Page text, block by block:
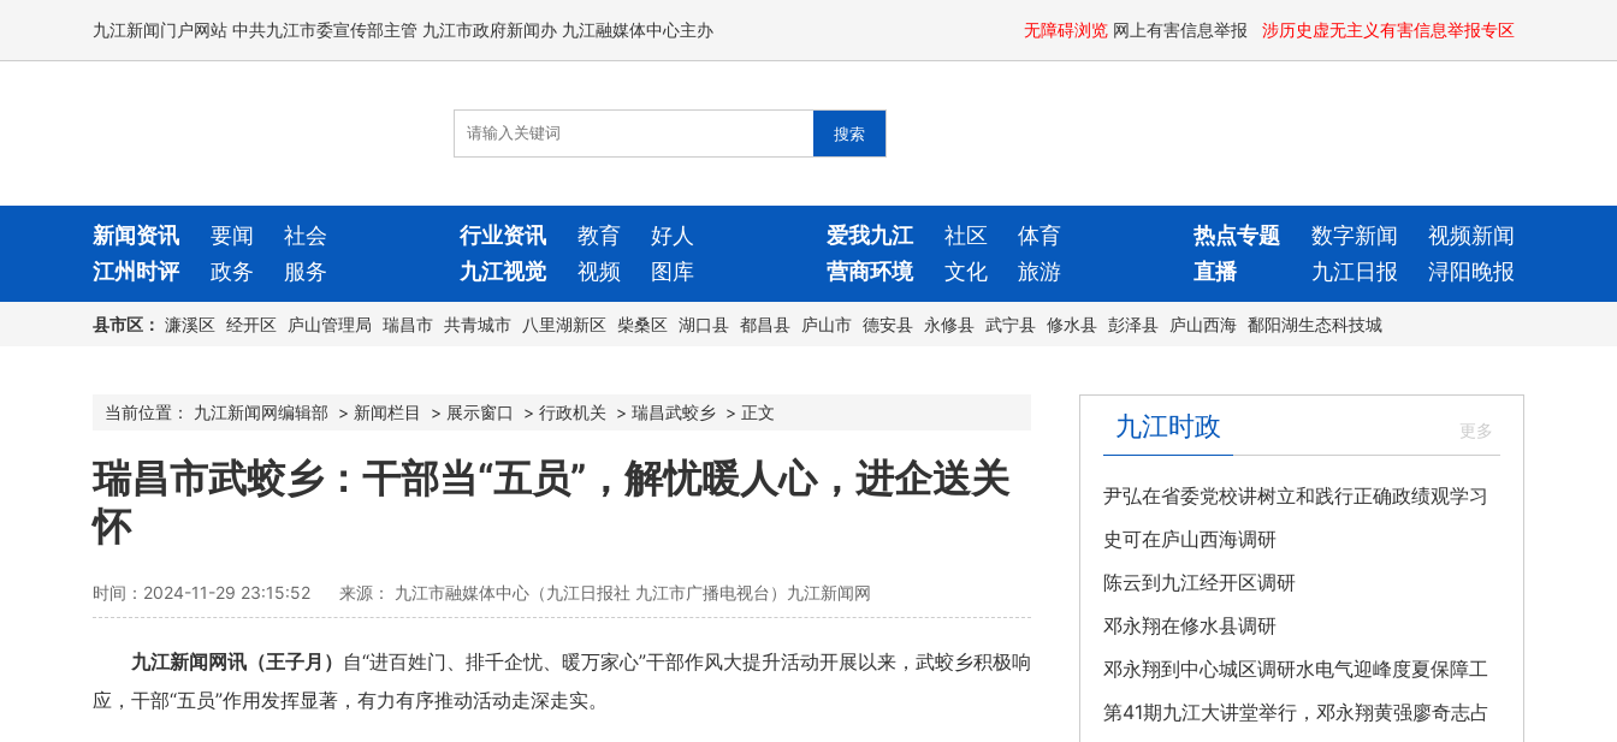
九江新闻门户网站 中共九江市委宣传部主管 九江市政府新闻办 九江融媒体中心主办 无障碍浏览 网上有害信息举报 涉历史虚无主义有害信息举报专区
新闻资讯 要闻 社会 行业资讯 教育 好人 爱我九江 社区 体育 热点专题 数字新闻
视频新闻
江州时评
政务 服务 九江视觉 视频 图库 营商环境 文化 旅游 直播 九江日报 浔阳晚报
县市区： 濂溪区 经开区 庐山管理局 瑞昌市 共青城市 八里湖新区 柴桑区 湖口县 都昌县 庐山市 德安县 永修县 武宁县 修水县 彭泽县 庐山西海 鄱阳湖生态科技城
当前位置： 九江新闻网编辑部 > 新闻栏目 > 展示窗口 > 行政机关 > 瑞昌武蛟乡 > 正文
瑞昌市武蛟乡：干部当“五员”，解忧暖人心，进企送关
怀
时间：2024-11-29 23:15:52 来源： 九江市融媒体中心（九江日报社 九江市广播电视台）九江新闻网
九江新闻网讯（王子月） 自“进百姓门、排千企忧、暖万家心”干部作风大提升活动开展以来，武蛟乡积极响
应，干部“五员”作用发挥显著，有力有序推动活动走深走实。
九江时政
尹弘在省委党校讲树立和践行正确政绩观学习
教育专题党课
史可在庐山西海调研
陈云到九江经开区调研
邓永翔在修水县调研
邓永翔到中心城区调研水电气迎峰度夏保障工
作
第41期九江大讲堂举行，邓永翔黄强廖奇志占